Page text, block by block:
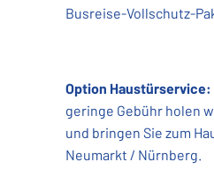
Busreise-Vollschutz-
Option Haustürservice:
geringe Gebühr holen
und bringen Sie zum
Neumarkt / Nürnberg.